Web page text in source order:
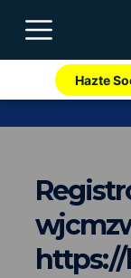
Hazte
https://